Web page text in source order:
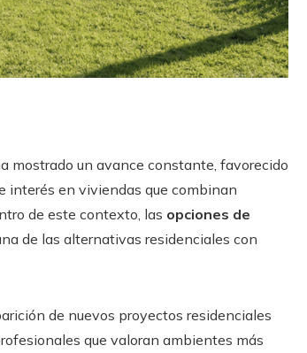
mostrado un avance constante, favorecido
interés en viviendas que combinan
de este contexto, las opciones de
de las alternativas residenciales con
de nuevos proyectos residenciales
que valoran ambientes más